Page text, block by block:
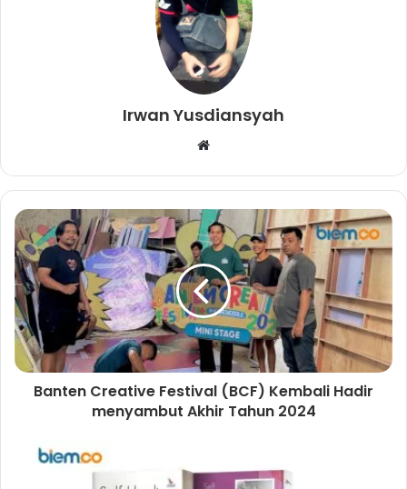
Irwan Yusdiansyah
b
s
i
t
e
Banten Creative Festival (BCF) Kembali Hadir
menyambut Akhir Tahun 2024